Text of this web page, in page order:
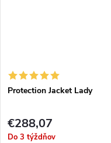
Protection Jacket Lady
€288,07
Do 3 týždňov